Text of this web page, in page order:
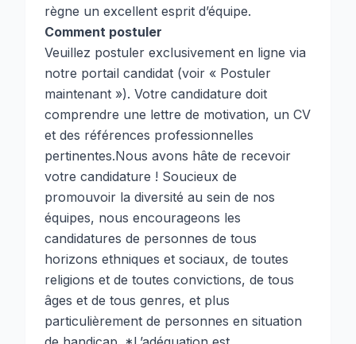
règne un excellent esprit d’équipe.
Comment postuler
Veuillez postuler exclusivement en ligne via
notre portail candidat (voir « Postuler
maintenant »). Votre candidature doit
comprendre une lettre de motivation, un CV
et des références professionnelles
pertinentes.Nous avons hâte de recevoir
votre candidature ! Soucieux de
promouvoir la diversité au sein de nos
équipes, nous encourageons les
candidatures de personnes de tous
horizons ethniques et sociaux, de toutes
religions et de toutes convictions, de tous
âges et de tous genres, et plus
particulièrement de personnes en situation